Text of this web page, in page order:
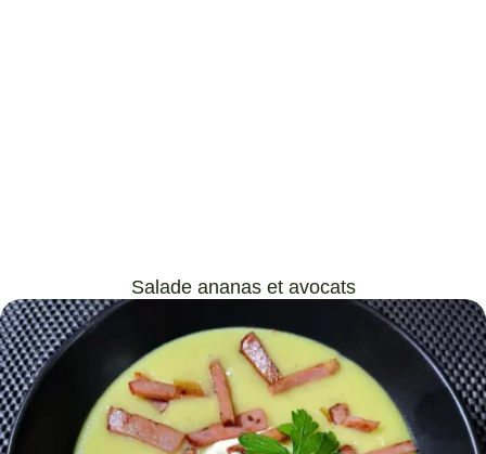
Salade ananas et avocats